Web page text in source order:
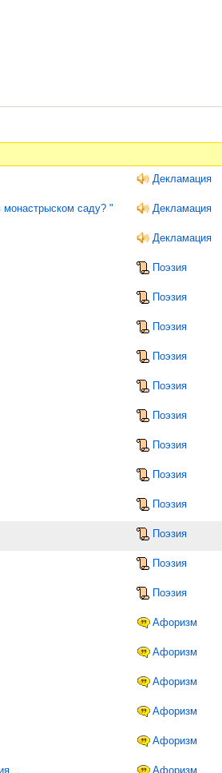
Декламация
монастрыском саду? " Декламация
Декламация
Поэзия
Поэзия
Поэзия
Поэзия
Поэзия
Поэзия
Поэзия
Поэзия
Поэзия
Поэзия
Поэзия
Поэзия
Афоризм
Афоризм
Афоризм
Афоризм
Афоризм
Афоризм